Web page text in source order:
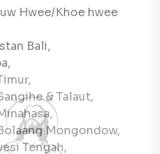
Hwee/Khoe hwee
Bali,
& Talaut,
Mongondow,
Tengah,